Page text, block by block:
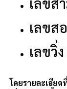
เลขส
เลขวิ่
โดยรายละเอีย